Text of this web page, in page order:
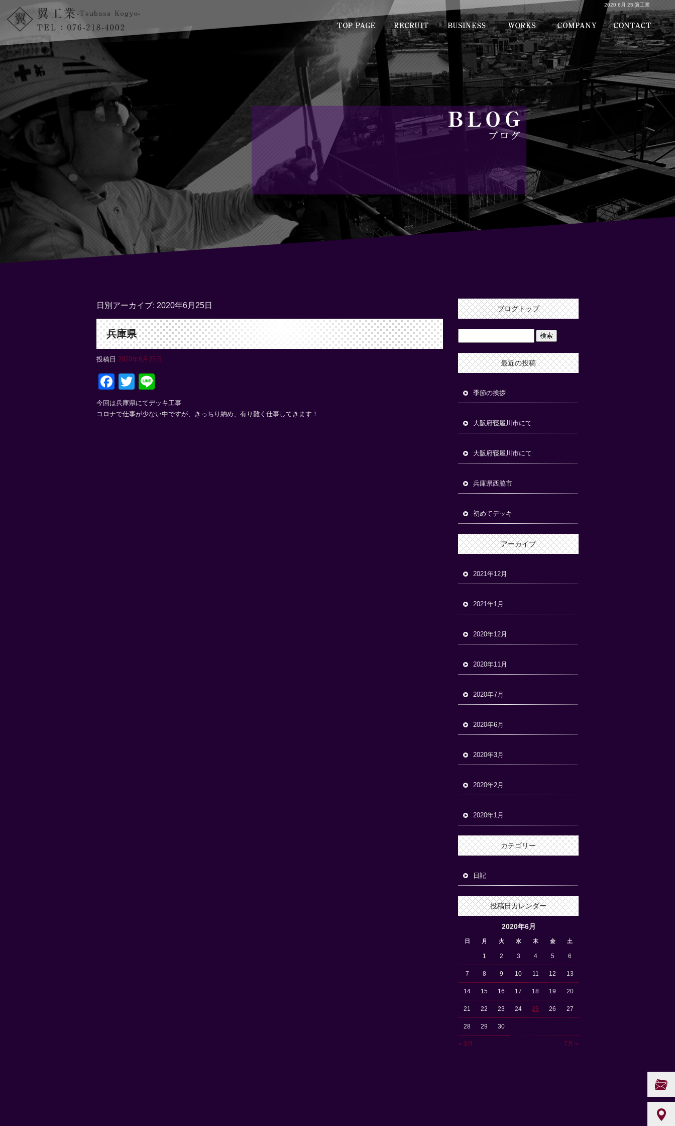
2020 6月 25|翼工業
日別アーカイブ: 2020年6月25日
兵庫県
投稿日 2020年6月25日
Facebook
Twitter
今回は兵庫県にてデッキ工事
コロナで仕事が少ない中ですが、きっちり納め、有り難く仕事してきます！
ブログトップ
最近の投稿
季節の挨拶
大阪府寝屋川市にて
大阪府寝屋川市にて
兵庫県西脇市
初めてデッキ
アーカイブ
2021年12月
2021年1月
2020年12月
2020年11月
2020年7月
2020年6月
2020年3月
2020年2月
2020年1月
カテゴリー
日記
投稿日カレンダー
2020年6月
日 月 火 水 木 金 土
« 3月 7月 »
1 2 3 4 5 6
7 8 9 10 11 12 13
14 15 16 17 18 19 20
21 22 23 24 25 26 27
28 29 30